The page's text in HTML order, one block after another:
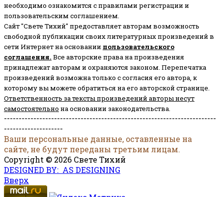
необходимо ознакомится с правилами регистрации и
пользовательским соглашением.
Сайт "Свете Тихий" предоставляет авторам возможность
свободной публикации своих литературных произведений в
сети Интернет на основании пользовательского
соглашения. Все авторские права на произведения
принадлежат авторам и охраняются законом. Перепечатка
произведений возможна только с согласия его автора, к
которому вы можете обратиться на его авторской странице.
Ответственность за тексты произведений авторы несут
самостоятельно на основании законодательства.
------------------------------------------------------------------------
--------------------
Ваши персональные данные, оставленные на
сайте, не будут переданы третьим лицам.
Copyright © 2026 Свете Тихий
DESIGNED BY: AS DESIGNING
Вверх